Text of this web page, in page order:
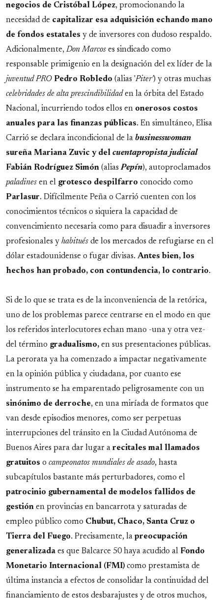
negocios de Cristóbal López, promocionando la
necesidad de capitalizar esa adquisición echando mano
de fondos estatales y de inversores con dudoso respaldo.
Adicionalmente, Don Marcos es sindicado como
responsable primigenio en la designación del ex líder de la
juventud PRO Pedro Robledo (alias 'Piter') y otras muchas
celebridades de alta prescindibilidaden la órbita del Estado
Nacional, incurriendo todos ellos en onerosos costos
anuales para las finanzas públicas. En simultáneo, Elisa
Carrió se declara incondicional de la businesswoman
sureña Mariana Zuvic y del cuentapropista judicial
Fabián Rodríguez Simón (aliasPepín), autoproclamados
paladines en el grotesco despilfarro conocido como
Parlasur. Difícilmente Peña o Carrió cuenten con los
conocimientos técnicos o siquiera la capacidad de
convencimiento necesaria como para disuadir a inversores
profesionales y habitués de los mercados de refugiarse en el
dólar estadounidense o fugar divisas. Antes bien, los
hechos han probado, con contundencia, lo contrario.
Si de lo que se trata es de la inconveniencia de la retórica,
uno de los problemas parece centrarse en el modo en que
los referidos interlocutores echan mano -una y otra vez-
del término gradualismo, en sus presentaciones públicas.
La perorata ya ha comenzado a impactar negativamente
en la opinión pública y ciudadana, por cuanto ese
instrumento se ha emparentado peligrosamente con un
sinónimo de derroche, en una miríada de formatos que
van desde episodios menores, como ser perpetuas
interrupciones del tránsito en la Ciudad Autónoma de
Buenos Aires para dar lugar a recitales mal llamados
gratuitos o campeonatos mundiales de asado, hasta
subcapítulos bastante más perturbadores, como el
patrocinio gubernamental de modelos fallidos de
gestión en provincias en bancarrota y saturadas de
empleo público como Chubut, Chaco, Santa Cruz o
Tierra del Fuego. Precisamente, la preocupación
generalizada es que Balcarce 50 haya acudido al Fondo
Monetario Internacional (FMI) como prestamista de
última instancia a efectos de consolidar la continuidad del
financiamiento de estos desbarajustes y de otros muchos,